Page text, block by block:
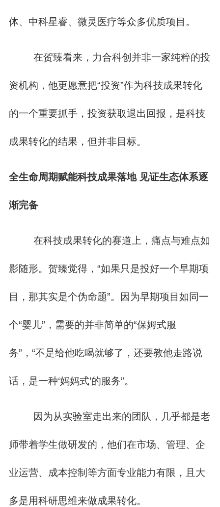
体、中科星睿、微灵医疗等众多优质项目。
在贺臻看来，力合科创并非一家纯粹的投
资机构，他更愿意把“投资”作为科技成果转化
的一个重要抓手，投资获取退出回报，是科技
成果转化的结果，但并非目标。
全生命周期赋能科技成果落地 见证生态体系逐
渐完备
在科技成果转化的赛道上，痛点与难点如
影随形。贺臻觉得，“如果只是投好一个早期项
目，那其实是个伪命题”。因为早期项目如同一
个“婴儿”，需要的并非简单的“保姆式服
务”，“不是给他吃喝就够了，还要教他走路说
话，是一种‘妈妈式’的服务”。
因为从实验室走出来的团队，几乎都是老
师带着学生做研发的，他们在市场、管理、企
业运营、成本控制等方面专业能力有限，且大
多是用科研思维来做成果转化。